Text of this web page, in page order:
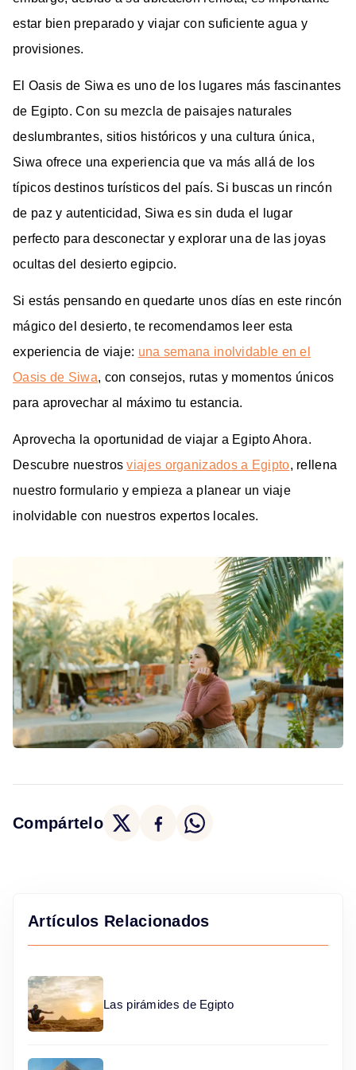
estar bien preparado y viajar con suficiente agua y
provisiones.
El Oasis de Siwa es uno de los lugares más fascinantes
de Egipto. Con su mezcla de paisajes naturales
deslumbrantes, sitios históricos y una cultura única,
Siwa ofrece una experiencia que va más allá de los
típicos destinos turísticos del país. Si buscas un rincón
de paz y autenticidad, Siwa es sin duda el lugar
perfecto para desconectar y explorar una de las joyas
ocultas del desierto egipcio.
Si estás pensando en quedarte unos días en este rincón
mágico del desierto, te recomendamos leer esta
experiencia de viaje: una semana inolvidable en el
Oasis de Siwa, con consejos, rutas y momentos únicos
para aprovechar al máximo tu estancia.
Aprovecha la oportunidad de viajar a Egipto Ahora.
Descubre nuestrosviajes organizados a Egipto, rellena
nuestro formulario y empieza a planear un viaje
inolvidable con nuestros expertos locales.
Compártelo
Artículos Relacionados
Las pirámides de Egipto